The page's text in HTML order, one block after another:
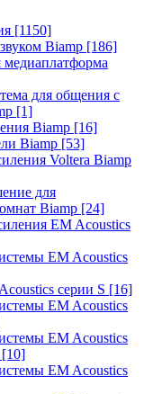
[1150]
Biamp [186]
для общения с
[1]
Biamp [16]
Biamp [53]
Voltera Biamp
для
Biamp [24]
EM Acoustics
EM Acoustics
серии S [16]
EM Acoustics
EM Acoustics
[10]
EM Acoustics